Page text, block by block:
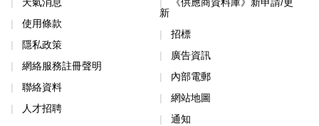
天氣消息
使用條款
隱私政策
網絡服務註冊聲明
聯絡資料
人才招聘
《供應商資料庫》新申請/更
新
招標
廣告資訊
內部電郵
網站地圖
通知